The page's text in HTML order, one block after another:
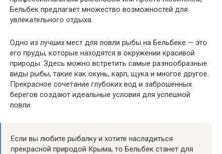
Бельбек предлагает множество возможностей для
увлекательного отдыха.
Одно из лучших мест для ловли рыбы на Бельбеке — это
его пруды, которые находятся в окружении красивой
природы. Здесь можно встретить самые разнообразные
виды рыбы, такие как окунь, карп, щука и многое другое.
Прекрасное сочетание глубоких вод и заброшенных
берегов создают идеальные условия для успешной
ловли.
Если вы любите рыбалку и хотите насладиться
прекрасной природой Крыма, то Бельбек станет для